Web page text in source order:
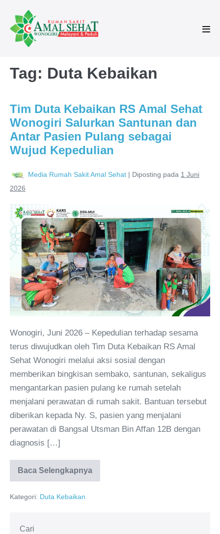
Tag: Duta Kebaikan
Tim Duta Kebaikan RS Amal Sehat
Wonogiri Salurkan Santunan dan
Antar Pasien Pulang sebagai
Wujud Kepedulian
Media Rumah Sakit Amal Sehat | Diposting pada 1 Juni
2026
Wonogiri, Juni 2026 – Kepedulian terhadap sesama
terus diwujudkan oleh Tim Duta Kebaikan RS Amal
Sehat Wonogiri melalui aksi sosial dengan
memberikan bingkisan sembako, santunan, sekaligus
mengantarkan pasien pulang ke rumah setelah
menjalani perawatan di rumah sakit. Bantuan tersebut
diberikan kepada Ny. S, pasien yang menjalani
perawatan di Bangsal Utsman Bin Affan 12B dengan
diagnosis […]
Baca Selengkapnya
Kategori: Duta Kebaikan
Cari